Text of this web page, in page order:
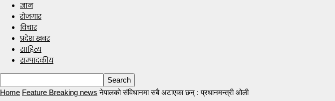
ज्ञान
रोजगार
विचार
प्रदेश खबर
साहित्य
सम्पादकीय
Home Feature Breaking news नेपालको संविधानमा सबै अटाएका छन् : प्रधानमन्त्री ओली